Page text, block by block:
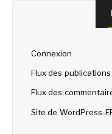
Connexion
Flux des publications
Flux des
Site de WordPress-